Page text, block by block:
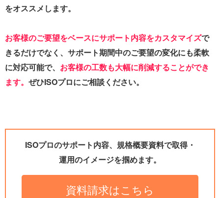
をオススメします。
お客様のご要望をベースにサポート内容をカスタマイズで
きるだけでなく、サポート期間中のご要望の変化にも柔軟
に対応可能で、 お客様の工数も大幅に削減することができ
ます。 ぜひISOプロにご相談ください。
ISOプロのサポート内容、規格概要資料で取得・
運用のイメージを掴めます。
資料請求はこちら